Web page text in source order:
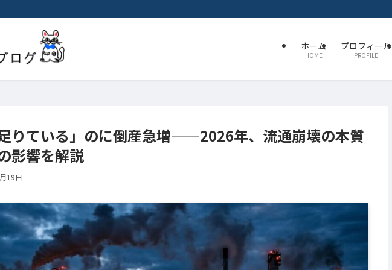
ホーム
HOME
プロフィール
PROFILE
りている」のに倒産急増——2026年、流通崩壊の本質
影響を解説
19日